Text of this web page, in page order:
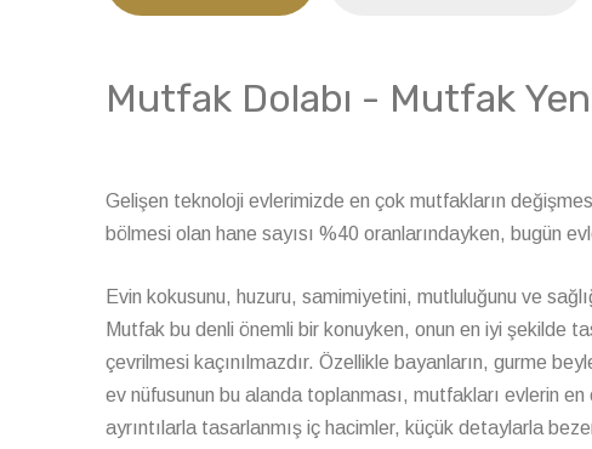
Mutfak Dolabı - Mutfak
Gelişen teknoloji evlerimizde en çok mutfakların
bölmesi olan hane sayısı %40 oranlarındayken, bugün
Evin kokusunu, huzuru, samimiyetini, mutluluğunu ve
Mutfak bu denli önemli bir konuyken, onun en iyi şekilde
çevrilmesi kaçınılmazdır. Özellikle bayanların, gurme
ev nüfusunun bu alanda toplanması, mutfakları evlerin
ayrıntılarla tasarlanmış iç hacimler, küçük detaylarla